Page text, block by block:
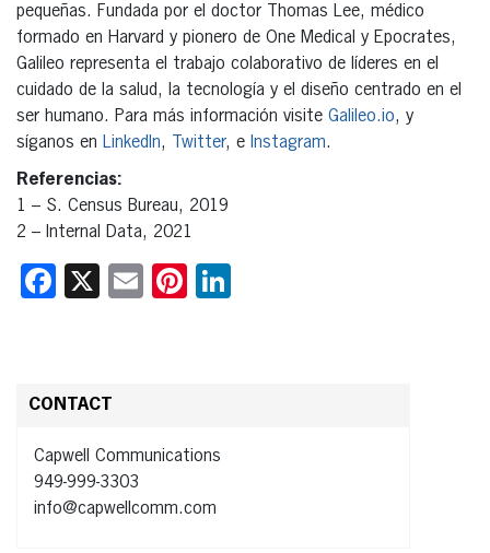
pequeñas. Fundada por el doctor Thomas Lee, médico
formado en Harvard y pionero de One Medical y Epocrates,
Galileo representa el trabajo colaborativo de líderes en el
cuidado de la salud, la tecnología y el diseño centrado en el
ser humano. Para más información visite Galileo.io, y
síganos en LinkedIn, Twitter, e Instagram.
Referencias:
1 – S. Census Bureau, 2019
2 – Internal Data, 2021
Facebook
X EmailPinterest
CONTACT
Capwell Communications
949-999-3303
info@capwellcomm.com